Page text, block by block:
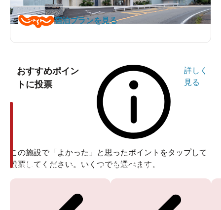
宿泊プランを見る
おすすめポイン
トに投票
詳しく
見る
この施設で「よかった」と思ったポイントをタップして
投票してください。いくつでも選べます。
投票ありがとうございます 投票ありがとうございます